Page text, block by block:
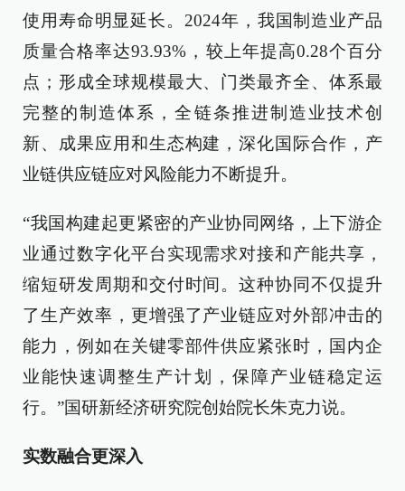
使用寿命明显延长。2024年，我国制造业产品
质量合格率达93.93%，较上年提高0.28个百分
点；形成全球规模最大、门类最齐全、体系最
完整的制造体系，全链条推进制造业技术创
新、成果应用和生态构建，深化国际合作，产
业链供应链应对风险能力不断提升。
“我国构建起更紧密的产业协同网络，上下游企
业通过数字化平台实现需求对接和产能共享，
缩短研发周期和交付时间。这种协同不仅提升
了生产效率，更增强了产业链应对外部冲击的
能力，例如在关键零部件供应紧张时，国内企
业能快速调整生产计划，保障产业链稳定运
行。”国研新经济研究院创始院长朱克力说。
实数融合更深入